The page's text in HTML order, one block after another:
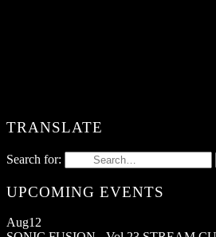
TRANSLATE
Search for:
UPCOMING EVENTS
Aug12